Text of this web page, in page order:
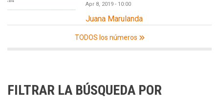
Apr 8, 2019 - 10:00
Juana Marulanda
TODOS los números
FILTRAR LA BÚSQUEDA POR